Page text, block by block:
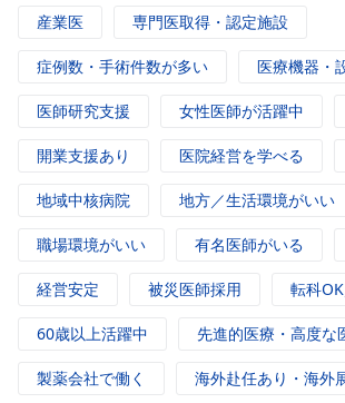
産業医 専門医取得・認定施設
症例数・手術件数が多い 医療機器・
医師研究支援 女性医師が活躍中
開業支援あり 医院経営を学べる
地域中核病院 地方／生活環境がいい
職場環境がいい 有名医師がいる
経営安定 被災医師採用 転科
60歳以上活躍中 先進的医療・高度な
製薬会社で働く 海外赴任あり・海外